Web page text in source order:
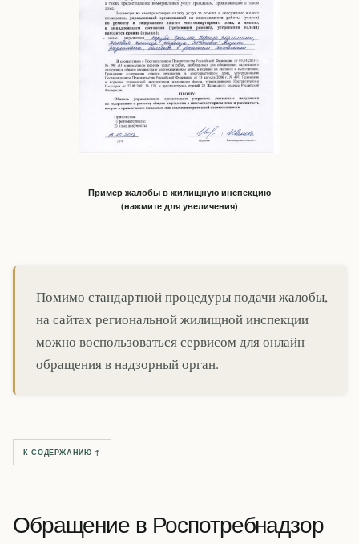
Пример жалобы в жилищную инспекцию
(нажмите для увеличения)
Помимо стандартной процедуры подачи жалобы,
на сайтах региональной жилищной инспекции
можно воспользоваться сервисом для онлайн
обращения в надзорный орган.
К СОДЕРЖАНИЮ ↑
Обращение в Роспотребнадзор